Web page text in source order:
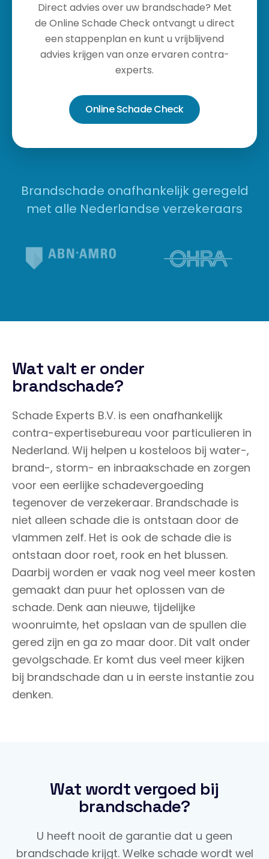
Direct advies over uw brandschade? Met
de Online Schade Check ontvangt u direct
een stappenplan en kunt u vrijblijvend
advies krijgen van onze ervaren contra-
experts.
Online Schade Check
Brandschade onafhankelijk geregeld
met alle Nederlandse verzekeraars
Wat valt er onder
brandschade?
Schade Experts B.V. is een onafhankelijk
contra-expertisebureau voor particulieren in
Nederland. Wij helpen u kosteloos bij water-,
brand-, storm- en inbraakschade en zorgen
voor een eerlijke schadevergoeding
tegenover de verzekeraar. Brandschade is
niet alleen schade die is ontstaan door de
vlammen zelf. Het is ook de schade die is
ontstaan door roet, rook en het blussen.
Daarbij worden er vaak nog veel meer kosten
gemaakt dan puur het oplossen van de
schade. Denk aan nieuwe, tijdelijke
woonruimte, het opslaan van de spullen die
gered zijn en ga zo maar door. Dit valt onder
gevolgschade. Er komt dus veel meer kijken
bij brandschade dan u in eerste instantie zou
denken.
Wat wordt vergoed bij
brandschade?
U heeft nooit de garantie dat u geen
brandschade krijgt. Welke schade wordt wel